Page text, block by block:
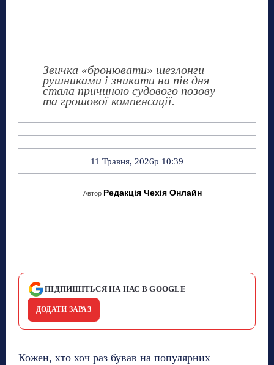
Звичка «бронювати» шезлонги
рушниками і зникати на пів дня
стала причиною судового позову
та грошової компенсації.
11 Травня, 2026р 10:39
Автор Редакція Чехія Онлайн
ПІДПИШІТЬСЯ НА НАС В GOOGLE
ДОДАТИ ЗАРАЗ
Кожен, хто хоч раз бував на популярних